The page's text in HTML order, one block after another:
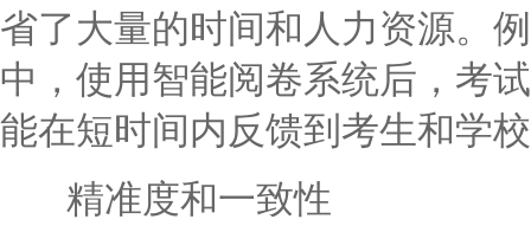
省了大量的时间和人力资源。
中，使用智能阅卷系统后，考
能在短时间内反馈到考生和学
精准度和一致性